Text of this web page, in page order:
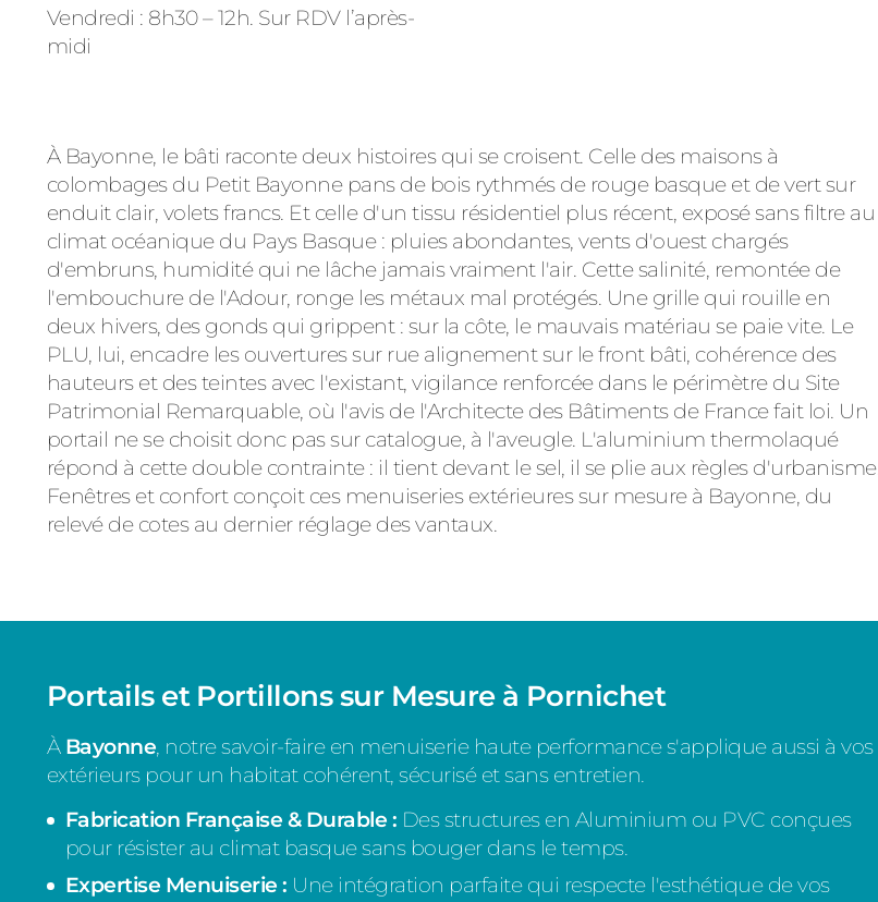
Vendredi : 8h30 – 12h. Sur RDV l’après-
midi
À Bayonne, le bâti raconte deux histoires qui se croisent. Celle des maisons à
colombages du Petit Bayonne pans de bois rythmés de rouge basque et de vert sur
enduit clair, volets francs. Et celle d'un tissu résidentiel plus récent, exposé sans filtre au
climat océanique du Pays Basque : pluies abondantes, vents d'ouest chargés
d'embruns, humidité qui ne lâche jamais vraiment l'air. Cette salinité, remontée de
l'embouchure de l'Adour, ronge les métaux mal protégés. Une grille qui rouille en
deux hivers, des gonds qui grippent : sur la côte, le mauvais matériau se paie vite. Le
PLU, lui, encadre les ouvertures sur rue alignement sur le front bâti, cohérence des
hauteurs et des teintes avec l'existant, vigilance renforcée dans le périmètre du Site
Patrimonial Remarquable, où l'avis de l'Architecte des Bâtiments de France fait loi. Un
portail ne se choisit donc pas sur catalogue, à l'aveugle. L'aluminium thermolaqué
répond à cette double contrainte : il tient devant le sel, il se plie aux règles d'urbanisme.
Fenêtres et confort conçoit ces menuiseries extérieures sur mesure à Bayonne, du
relevé de cotes au dernier réglage des vantaux.
Portails et Portillons sur Mesure à Pornichet
À Bayonne , notre savoir-faire en menuiserie haute performance s'applique aussi à vos
extérieurs pour un habitat cohérent, sécurisé et sans entretien.
Fabrication Française & Durable : Des structures en Aluminium ou PVC conçues
pour résister au climat basque sans bouger dans le temps.
Expertise Menuiserie : Une intégration parfaite qui respecte l'esthétique de vos